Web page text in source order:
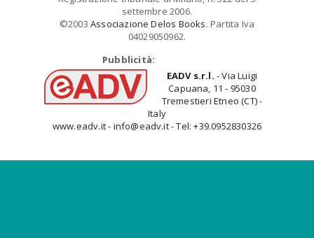
settembre 2006.
©2003 Associazione Delos Books. Partita Iva
04029050962.
Pubblicità:
EADV s.r.l. - Via Luigi
Capuana, 11 - 95030
Tremestieri Etneo (CT) -
Italy
www.eadv.it - info@eadv.it - Tel: +39.0952830326